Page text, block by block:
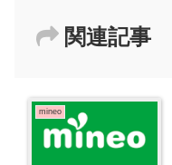
関連記事
mineo